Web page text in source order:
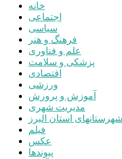
خانه
اجتماعی
سیاسی
فرهنگ و هنر
علم و فناوری
پزشکی و سلامت
اقتصادی
ورزشی
آموزش و پرورش
مدیریت شهری
شهرستانهای استان البرز
فیلم
عکس
پیوندها